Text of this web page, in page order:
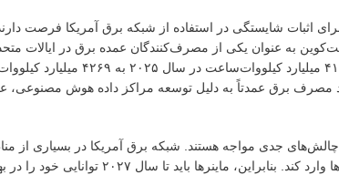
به عنوان یکی از مصرف‌کنندگان عمده برق در ایالات
رشد مصرف برق عمدتاً به دلیل توسعه مراکز داده هوش
چالش‌های جدی مواجه هستند. شبکه برق آمریکا در
می‌تواند فشار بیشتری بر